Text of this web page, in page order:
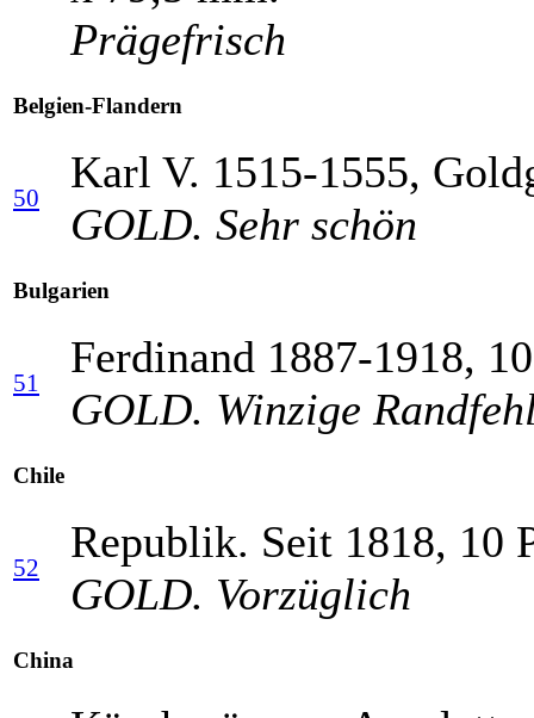
Prägefrisch
Belgien-Flandern
50
Karl V. 1515-1555,
GOLD. Sehr schön
Bulgarien
51
Ferdinand 1887-1918,
GOLD. Winzige
Chile
52
Republik. Seit 1818, 10
GOLD. Vorzüglich
China